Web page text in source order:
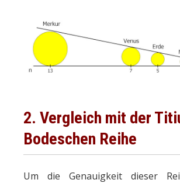
2. Vergleich mit der
Bodeschen Reihe
Um die Genauigkeit dieser